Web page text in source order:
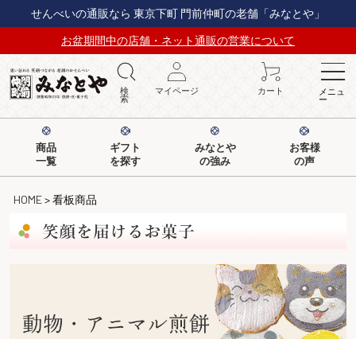
せんべいの通販なら 東京下町 門前仲町の老舗「みなとや」
お盆期間中の店舗・ネット通販の営業について
検
索
マイページ カート メニュ
ー
商品
一覧
ギフト
を探す
みなとや
の強み
お客様
の声
HOME 看板商品